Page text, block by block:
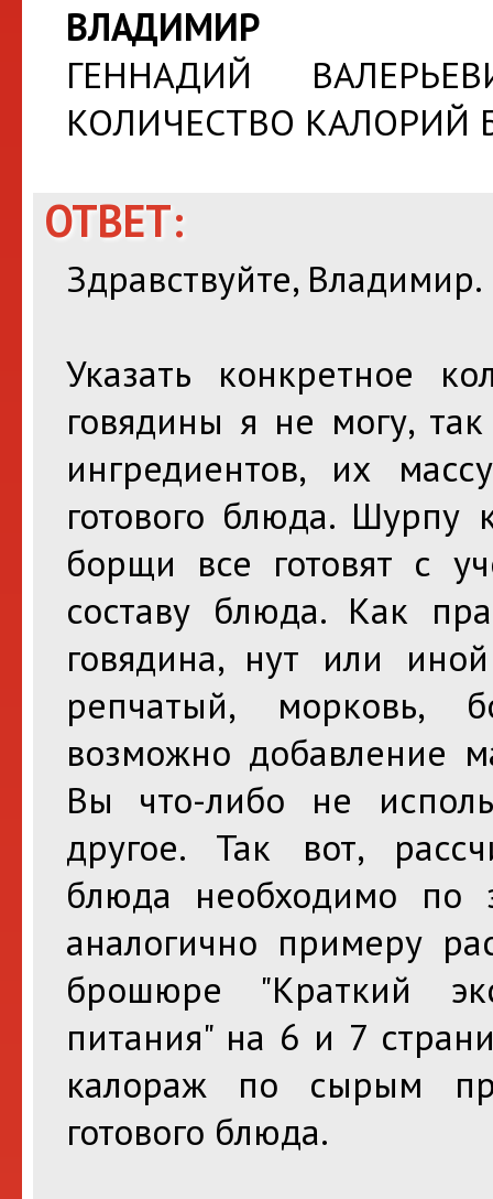
ВЛАДИМИР
ГЕННАДИЙ
КОЛИЧЕСТВО КАЛОРИЙ
ОТВЕТ:
Здравствуйте, Владимир.
Указать конкретное
говядины я не могу,
ингредиентов, их
готового блюда.
борщи все готовят с
составу блюда. Как
говядина, нут или
репчатый, морковь,
возможно добавление
Вы что-либо не
другое. Так вот,
блюда необходимо по
аналогично примеру
брошюре "Краткий
питания" на 6 и 7
калораж по сырым
готового блюда.